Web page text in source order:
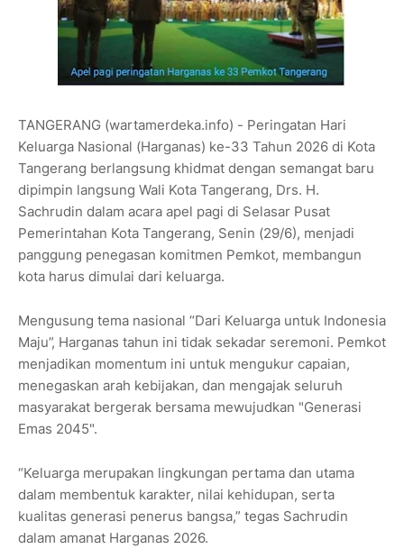
TANGERANG (wartamerdeka.info) - Peringatan Hari
Keluarga Nasional (Harganas) ke-33 Tahun 2026 di Kota
Tangerang berlangsung khidmat dengan semangat baru
dipimpin langsung Wali Kota Tangerang, Drs. H.
Sachrudin dalam acara apel pagi di Selasar Pusat
Pemerintahan Kota Tangerang, Senin (29/6), menjadi
panggung penegasan komitmen Pemkot, membangun
kota harus dimulai dari keluarga.
Mengusung tema nasional “Dari Keluarga untuk Indonesia
Maju”, Harganas tahun ini tidak sekadar seremoni. Pemkot
menjadikan momentum ini untuk mengukur capaian,
menegaskan arah kebijakan, dan mengajak seluruh
masyarakat bergerak bersama mewujudkan "Generasi
Emas 2045".
“Keluarga merupakan lingkungan pertama dan utama
dalam membentuk karakter, nilai kehidupan, serta
kualitas generasi penerus bangsa,” tegas Sachrudin
dalam amanat Harganas 2026.